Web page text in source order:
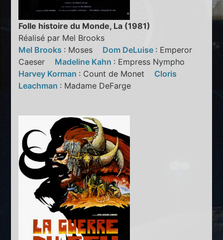
Folle histoire du Monde, La (1981)
Réalisé par Mel Brooks
Mel Brooks : Moses Dom DeLuise : Emperor
Caeser Madeline Kahn : Empress Nympho
Harvey Korman : Count de Monet Cloris
Leachman : Madame DeFarge